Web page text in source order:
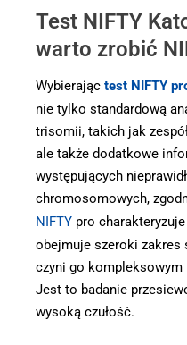
Test NIFTY
warto zrobić
Wybierając test NIFTY
nie tylko standardową
trisomii, takich jak
ale także dodatkowe
występujących
chromosomowych,
NIFTY pro
obejmuje szeroki zakres
czyni go kompleksowym
Jest to badanie
wysoką czułość.